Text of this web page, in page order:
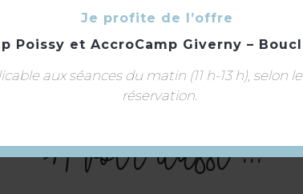
Langue(s) parlée(s) : Français
À voir aussi ...
Je profite de l’offre
Poissy et AccroCamp Giverny –
aux séances du matin (11 h-13 h), selon
réservation.